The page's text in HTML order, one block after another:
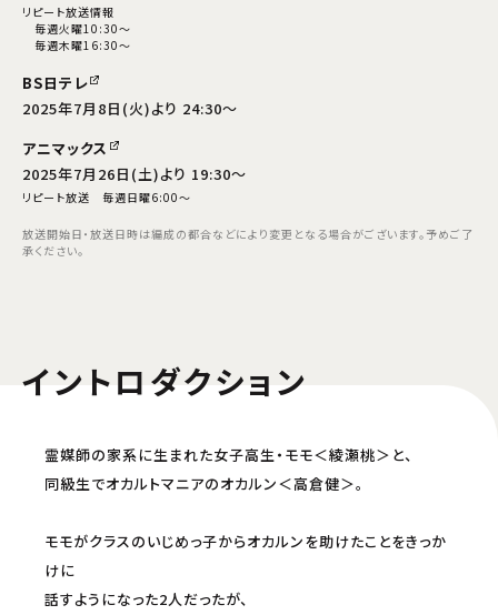
リピート放送情報
毎週火曜10:30～
毎週木曜16:30～
BS日テレ
2025年7月8日(火)より 24:30～
アニマックス
2025年7月26日(土)より 19:30～
リピート放送 毎週日曜6:00～
放送開始日・放送日時は編成の都合などにより変更となる場合がございます。予めご了
承ください。
イントロダクション
霊媒師の家系に生まれた女子高生・モモ＜綾瀬桃＞と、
同級生でオカルトマニアのオカルン＜高倉健＞。
モモがクラスのいじめっ子からオカルンを助けたことをきっか
けに
話すようになった2人だったが、